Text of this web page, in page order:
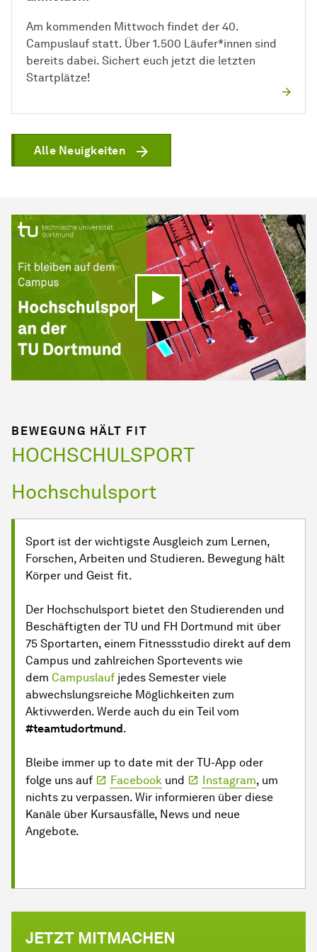
Am kommenden Mittwoch findet der 40.
Campuslauf statt. Über 1.500 Läufer*innen sind
bereits dabei. Sichert euch jetzt die letzten
Startplätze!
Alle Neuigkeiten
Video abspielen
BEWEGUNG HÄLT FIT
HOCHSCHULSPORT
Hochschulsport
Sport ist der wichtigste Ausgleich zum Ler­nen,
Forschen, Arbeiten und Studieren. Bewegung hält
Körper und Geist fit.
Der Hochschulsport bietet den Studierenden und
Beschäftigten der TU und FH Dort­mund mit über
75 Sportarten, einem Fitnessstudio direkt auf dem
Campus und zahlreichen Sportevents wie
dem Campuslauf jedes Semester viele
abwechslungsreiche Möglichkeiten zum
Aktivwerden. Werde auch du ein Teil vom
#teamtudortmund .
Bleibe immer up to date mit der TU-App oder
folge uns auf
Facebook und Instagram, um
nichts zu verpassen. Wir informieren über diese
Kanäle über Kursausfälle, News und neue
Angebote.
JETZT MITMACHEN